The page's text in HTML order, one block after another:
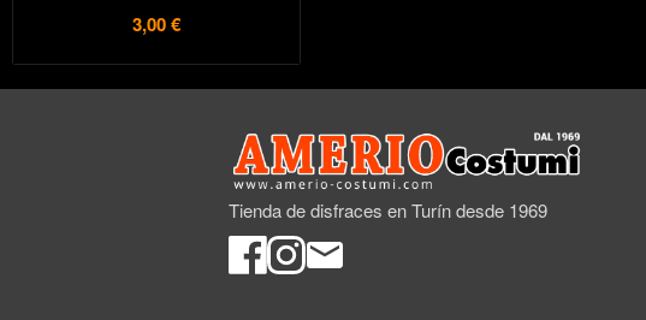
3,00 €
Tienda de disfraces en Turín desde 1969